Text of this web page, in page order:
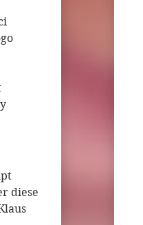
diese